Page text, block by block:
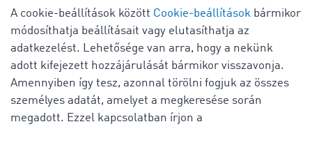
A cookie-beállítások között Cookie-beállítások bármikor
módosíthatja beállításait vagy elutasíthatja az
adatkezelést. Lehetősége van arra, hogy a nekünk
adott kifejezett hozzájárulását bármikor visszavonja.
Amennyiben így tesz, azonnal törölni fogjuk az összes
személyes adatát, amelyet a megkeresése során
megadott. Ezzel kapcsolatban írjon a